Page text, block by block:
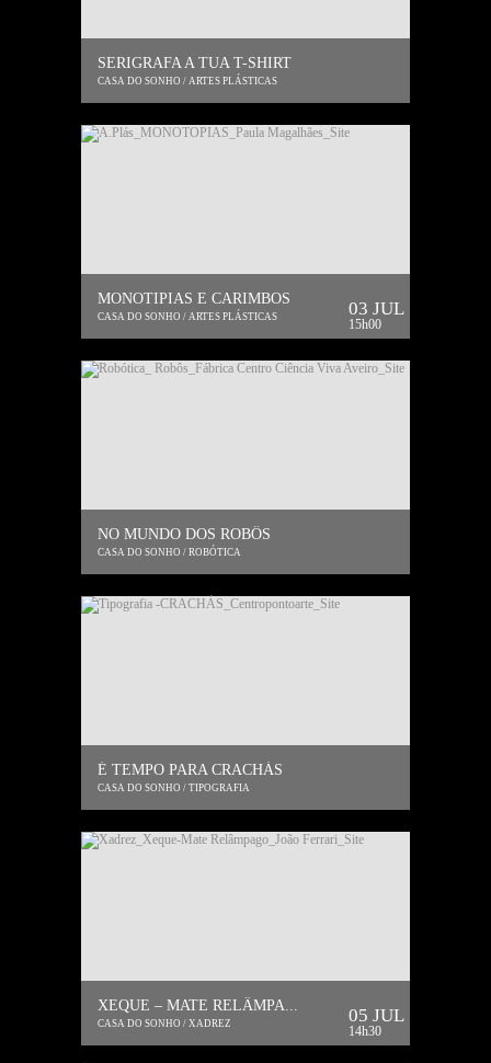
SERIGRAFA A TUA T-SHIRT
CASA DO SONHO / ARTES PLÁSTICAS
MONOTIPIAS E CARIMBOS
CASA DO SONHO / ARTES PLÁSTICAS 03 JUL
15h00
NO MUNDO DOS ROBÔS
CASA DO SONHO / ROBÓTICA
É TEMPO PARA CRACHÁS
CASA DO SONHO / TIPOGRAFIA
XEQUE – MATE RELÂMPA...
CASA DO SONHO / XADREZ 05 JUL
14h30